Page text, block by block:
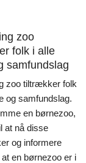
zoo
folk i alle
samfundslag
zoo tiltrækker folk
og samfundslag.
en børnezoo,
at nå disse
og informere
en børnezoo er i